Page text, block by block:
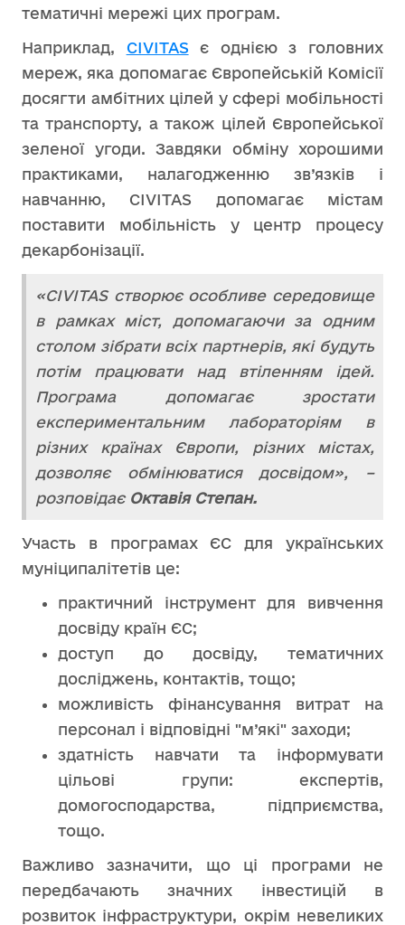
тематичні мережі цих програм.
Наприклад, CIVITASє однією з головних
мереж, яка допомагає Європейській Комісії
досягти амбітних цілей у сфері мобільності
та транспорту, а також цілей Європейської
зеленої угоди. Завдяки обміну хорошими
практиками, налагодженню зв’язків і
навчанню, CIVITAS допомагає містам
поставити мобільність у центр процесу
декарбонізації.
«CIVITAS створює особливе середовище
в рамках міст, допомагаючи за одним
столом зібрати всіх партнерів, які будуть
потім працювати над втіленням ідей.
Програма допомагає зростати
експериментальним лабораторіям в
різних країнах Європи, різних містах,
дозволяє обмінюватися досвідом», –
розповідаєОктавія Степан.
Участь в програмах ЄС для українських
муніципалітетів це:
практичний інструмент для вивчення
досвіду країн ЄС;
доступ до досвіду, тематичних
досліджень, контактів, тощо;
можливість фінансування витрат на
персонал і відповідні "м’які" заходи;
здатність навчати та інформувати
цільові групи: експертів,
домогосподарства, підприємства,
тощо.
Важливо зазначити, що ці програми не
передбачають значних інвестицій в
розвиток інфраструктури, окрім невеликих